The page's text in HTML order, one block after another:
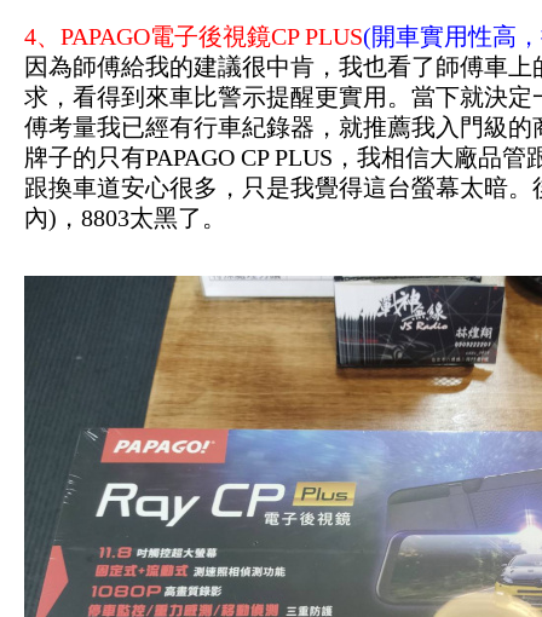
4、PAPAGO電子後視鏡CP PLUS(開車實用性
因為師傅給我的建議很中肯，我也看了師傅車
求，看得到來車比警示提醒更實用。當下就決
傅考量我已經有行車紀錄器，就推薦我入門級
牌子的只有PAPAGO CP PLUS，我相信大廠品
跟換車道安心很多 ，只是我覺得這台螢幕太暗
內)，8803太黑了。